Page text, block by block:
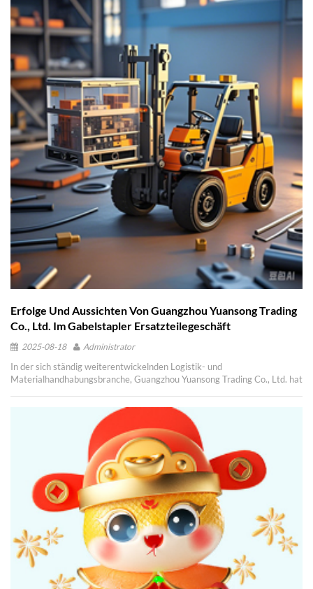
Geschäftsbetrieb eingestellt und unser Büro wird nicht besetzt sein. Bei
dringenden Anliegen oder Fragen erreichen Sie uns gerne per E-Mail
unter [sunny@forklift-china.cc] oder per WhatsApp unter [+86 134 2881
8891]. Unser Team wird Ihre Nachrichten umgehend beantworten und
sich um Ihre Anliegen kümmern, sobald wir am 5. Mai 2025 unsere
Arbeit wieder aufnehmen. Wir entschuldigen uns aufrichtig für etwaige
Unannehmlichkeiten und danken Ihnen für Ihr Verständnis und Ihre
Geduld. Wir sind bestrebt, Ihnen den bestmöglichen Service zu bieten und
freuen uns darauf, Sie bald wieder bedienen zu dürfen. Ich wünsche Ihnen
einen wunderschönen und erholsamen Labor Day! Beste grüße, Yuki
GUANGZHOU YUANSONG TRADE CO., LTD
Erfolge Und Aussichten Von Guangzhou Yuansong Trading
Co., Ltd. Im Gabelstapler Ersatzteilegeschäft
2025-08-18 Administrator
In der sich ständig weiterentwickelnden Logistik- und
Materialhandhabungsbranche, Guangzhou Yuansong Trading Co., Ltd. hat
Qualität Und Kundenzufriedenheit Wir haben in zwei Schlüsselmärkten
einen bemerkenswerten Erfolg erzielt: Südostasien Und Amerika , in
einer neuen Ära des Erfolgs und der Anerkennung einleiten. Erweiterung
der Präsenz in Südostasien Im lebhaften , Südostasiatischer Markt
Guangzhou Yuansong Trading Co., Ltd. hat sich fest etabliert, indem er
sich konsequent auf die Lieferung konzentriert erstklassige Gabelstapler
Ersatzteile . Durch Strategische Partnerschaften Und Ausgezeichnete
Dienstleistungen Wir haben das Vertrauen und die Unterstützung
zahlreicher Kunden und Händler in der Region gewonnen. Unser
vielfältiges Angebot an Gabelstapler -Ersatzteilen, Besonders der
Bremsschuh , richtet sich an die vielfältigen Bedürfnisse südostasiatischer
Kunden, um den effizienten Betrieb der lokalen Gabelstapler zu
gewährleisten. . Der herausragende Haltbarkeit unseres Motors Assy
hat zu seiner breiten Anwendung in der lokalen Industrie geführt und